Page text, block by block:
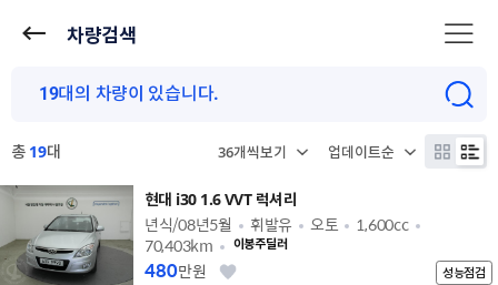
차량검색
총 19대
현대 i30 1.6 VVT 럭셔리
년식/08년5월 휘발유 오토
1,600cc
70,403km
이봉주딜러
성능점검
480만원